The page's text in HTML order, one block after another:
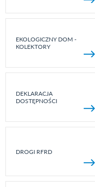
EKOLOGICZNY DOM -
KOLEKTORY
DEKLARACJA
DOSTĘPNOŚCI
DROGI RFRD